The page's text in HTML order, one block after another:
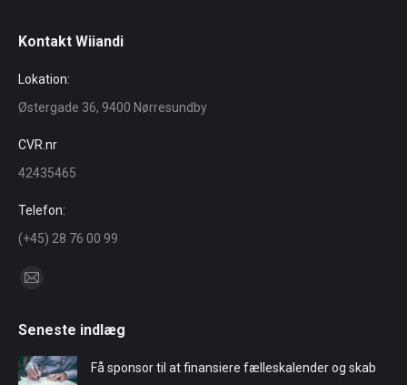
Kontakt Wiiandi
Lokation:
Østergade 36, 9400 Nørresundby
CVR.nr
42435465
Telefon:
(+45) 28 76 00 99
Find us on:
opens
in
Seneste indlæg
Få sponsor til at finansiere fælleskalender og skab